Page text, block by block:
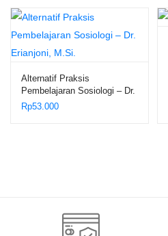
Alternatif Praksis
Pembelajaran Sosiologi – Dr.
Erianjoni, M.Si.
Rp53.000